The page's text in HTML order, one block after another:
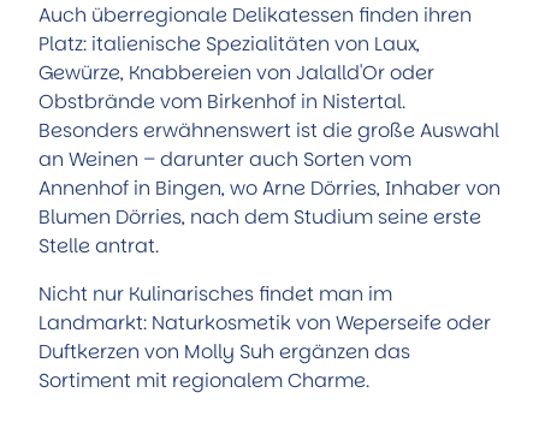
Auch überregionale Delikatessen finden ihren
Platz: italienische Spezialitäten von Laux,
Gewürze, Knabbereien von Jalalld'Or oder
Obstbrände vom Birkenhof in Nistertal.
Besonders erwähnenswert ist die große Auswahl
an Weinen – darunter auch Sorten vom
Annenhof in Bingen, wo Arne Dörries, Inhaber von
Blumen Dörries, nach dem Studium seine erste
Stelle antrat.
Nicht nur Kulinarisches findet man im
Landmarkt: Naturkosmetik von Weperseife oder
Duftkerzen von Molly Suh ergänzen das
Sortiment mit regionalem Charme.